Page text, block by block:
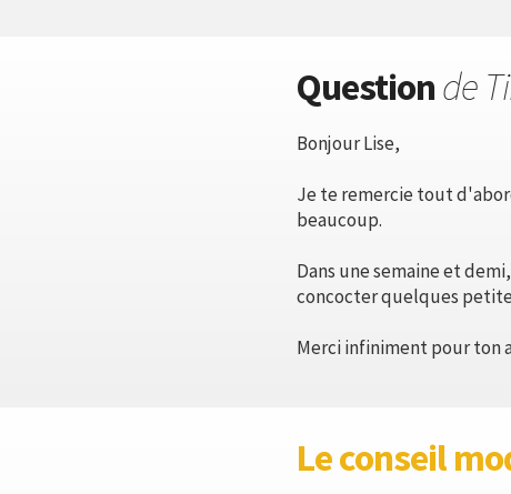
Questionde
Bonjour Lise,
Je te remercie tout
beaucoup.
Dans une semaine et
concocter quelques
Merci infiniment pour ton
Le conseil